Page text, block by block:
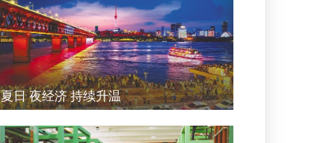
夏日 夜经济 持续升温